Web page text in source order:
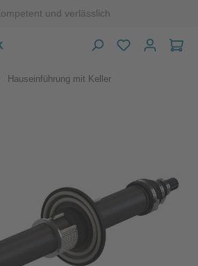
und verlässlich
Hauseinführung mit Keller